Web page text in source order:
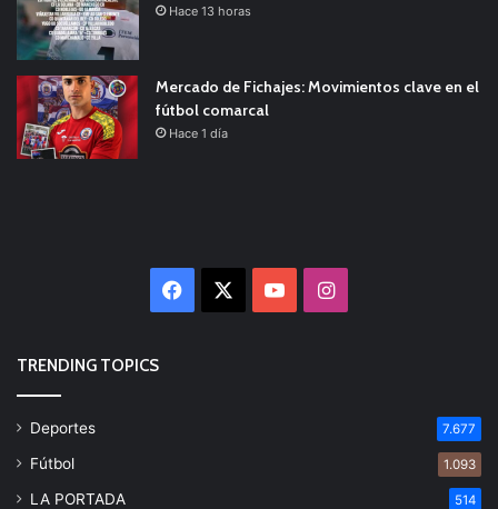
Hace 13 horas
Mercado de Fichajes: Movimientos clave en el
fútbol comarcal
Hace 1 día
Facebook YouTubeInstagram
TRENDING TOPICS
Deportes 7.677
Fútbol 1.093
LA PORTADA 514